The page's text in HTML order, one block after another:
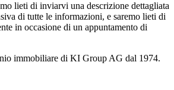
lieti di inviarvi una descrizione dettagliata
di tutte le informazioni, e saremo lieti di
in occasione di un appuntamento di
immobiliare di KI Group AG dal 1974.